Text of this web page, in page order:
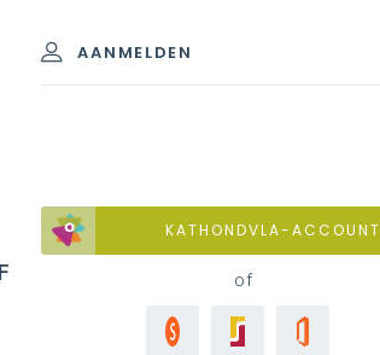
finaliteit
contacteer je pedagogisch begeleider
AANMELDEN
KATHONDVLA-ACCOUNT
of